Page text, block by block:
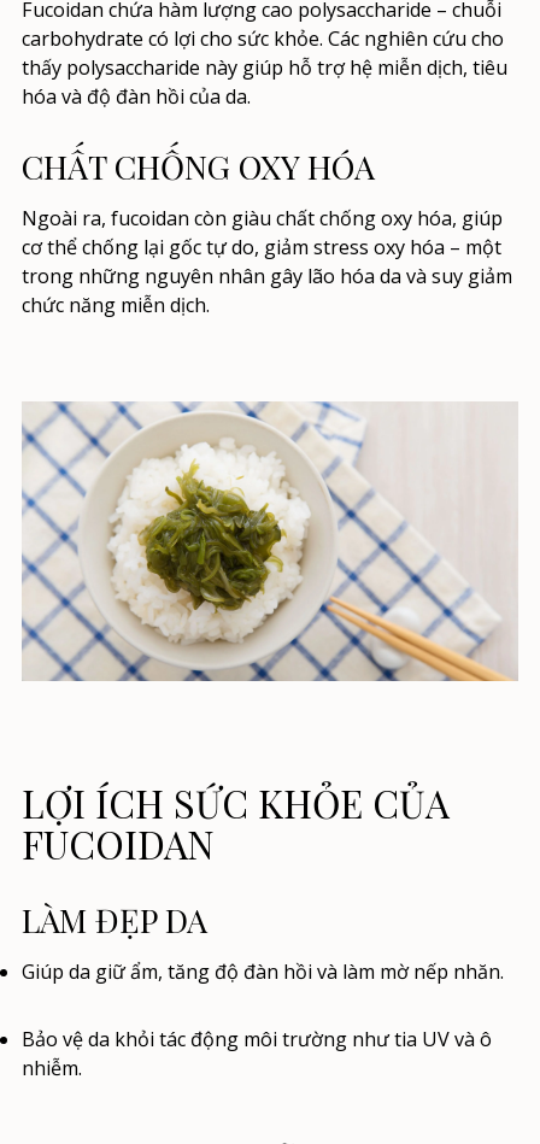
Fucoidan chứa hàm lượng cao polysaccharide – chuỗi
carbohydrate có lợi cho sức khỏe. Các nghiên cứu cho
thấy polysaccharide này giúp hỗ trợ hệ miễn dịch, tiêu
hóa và độ đàn hồi của da.
CHẤT CHỐNG OXY HÓA
Ngoài ra, fucoidan còn giàu chất chống oxy hóa, giúp
cơ thể chống lại gốc tự do, giảm stress oxy hóa – một
trong những nguyên nhân gây lão hóa da và suy giảm
chức năng miễn dịch.
LỢI ÍCH SỨC KHỎE CỦA
FUCOIDAN
LÀM ĐẸP DA
Giúp da giữ ẩm, tăng độ đàn hồi và làm mờ nếp nhăn.
Bảo vệ da khỏi tác động môi trường như tia UV và ô
nhiễm.